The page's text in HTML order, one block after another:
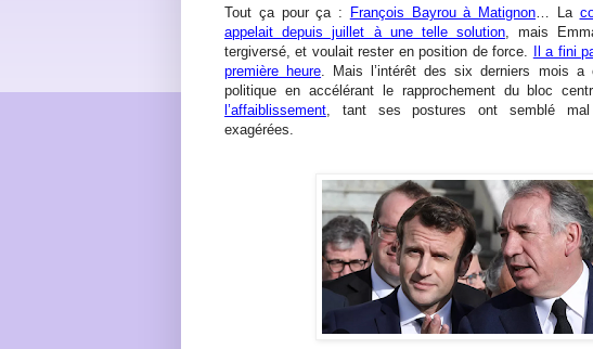
Tout ça pour ça : François Bayrou à Matignon … La
appelait depuis juillet à une telle solution , mais
tergiversé, et voulait rester en position de force. Il a fini
première heure . Mais l’intérêt des six derniers mois
politique en accélérant le rapprochement du bloc
l’affaiblissement , tant ses postures ont semblé mal
exagérées.